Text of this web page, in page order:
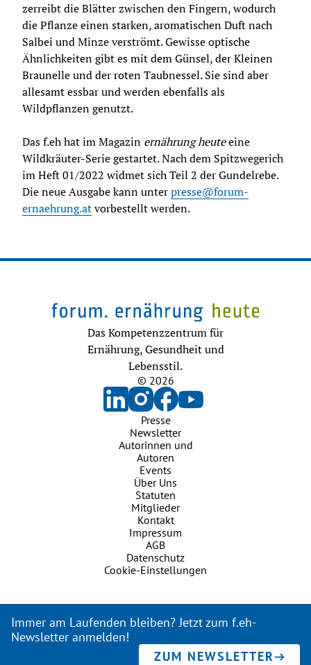
zerreibt die Blätter zwischen den Fingern, wodurch
die Pflanze einen starken, aromatischen Duft nach
Salbei und Minze verströmt. Gewisse optische
Ähnlichkeiten gibt es mit dem Günsel, der Kleinen
Braunelle und der roten Taubnessel. Sie sind aber
allesamt essbar und werden ebenfalls als
Wildpflanzen genutzt.
Das f.eh hat im Magazin ernährung heute eine
Wildkräuter-Serie gestartet. Nach dem Spitzwegerich
im Heft 01/2022 widmet sich Teil 2 der Gundelrebe.
Die neue Ausgabe kann unter presse@forum-
ernaehrung.at vorbestellt werden.
Das Kompetenzzentrum für
Ernährung, Gesundheit und
Lebensstil.
© 2026
Presse
Newsletter
Autorinnen und
Autoren
Events
Über Uns
Statuten
Mitglieder
Kontakt
Impressum
AGB
Datenschutz
Cookie-Einstellungen
Immer am Laufenden bleiben? Jetzt zum f.eh-
Newsletter anmelden!
ZUM NEWSLETTER